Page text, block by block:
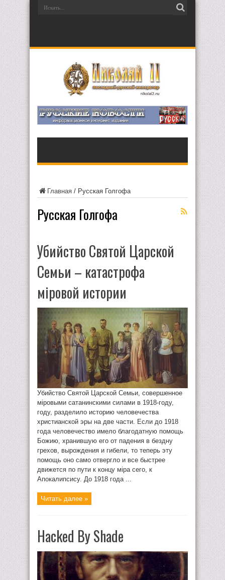
Главная / Русская Голгофа
Русская Голгофа
Убийство Святой Царской
Семьи – катастрофа
мiровой истории
Убийство Святой Царской Семьи, совершенное
мiровыми сатанинскими силами в 1918-году,
году, разделило историю человечества
христианской эры на две части. Если до 1918
года человечество имело благодатную помощь
Божию, хранившую его от падения в бездну
грехов, вырождения и гибели, то теперь эту
помощь оно само отвергло и все быстрее
движется по пути к концу мiра сего, к
Апокалипсису. До 1918 года ...
Читать далее »
Hacked By Shade